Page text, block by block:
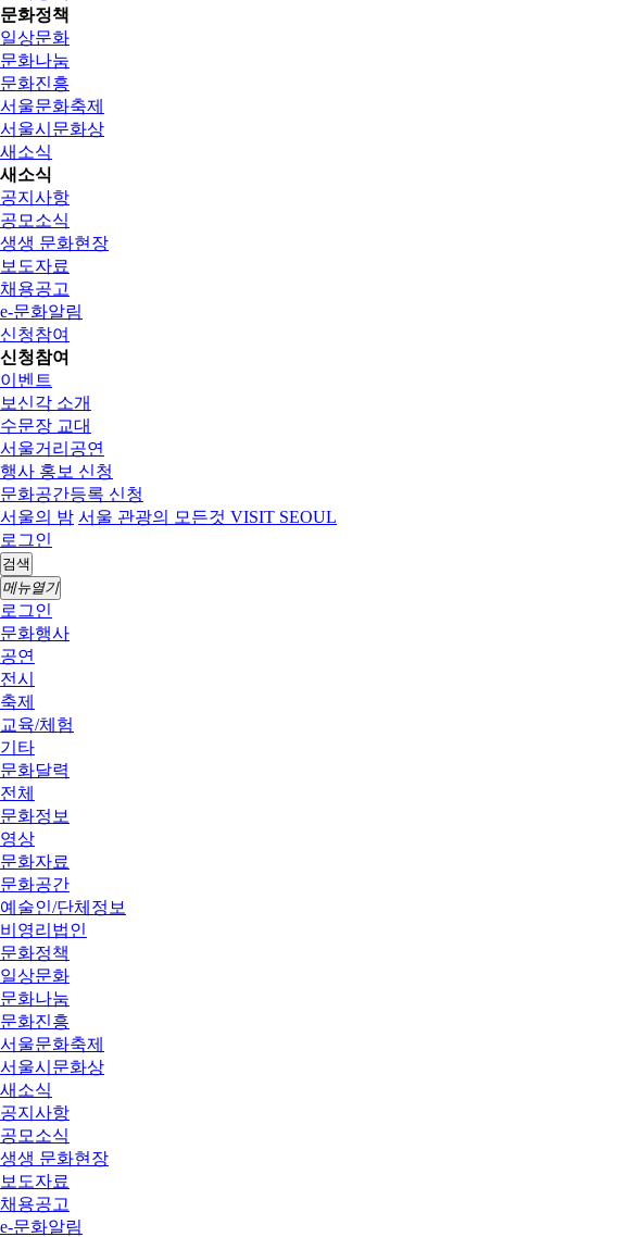
문화정책
일상문화
문화나눔
문화진흥
서울문화축제
서울시문화상
새소식
새소식
공지사항
공모소식
생생 문화현장
보도자료
채용공고
e-문화알림
신청참여
신청참여
이벤트
보신각 소개
수문장 교대
서울거리공연
행사 홍보 신청
문화공간등록 신청
서울의 밤 서울 관광의 모든것 VISIT SEOUL
로그인
검색
메뉴열기
로그인
문화행사
공연
전시
축제
교육/체험
기타
문화달력
전체
문화정보
영상
문화자료
문화공간
예술인/단체정보
비영리법인
문화정책
일상문화
문화나눔
문화진흥
서울문화축제
서울시문화상
새소식
공지사항
공모소식
생생 문화현장
보도자료
채용공고
e-문화알림